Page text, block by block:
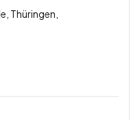
Thüringen,